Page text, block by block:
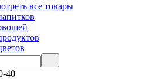
все товары
40